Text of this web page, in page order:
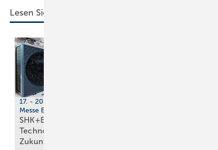
Lesen Sie auch:
17. - 20. März 2026,
Messe Essen
SHK+E Essen 2026:
Tech­no­lo­gi­en der
Zu­kunft